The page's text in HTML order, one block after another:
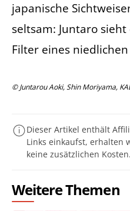
japanische
seltsam: Juntaro
Filter eines
© Juntarou Aoki, Shin Moriyama,
Dieser Artikel enthält
Links einkaufst, erhalten
keine zusätzlichen Kosten.
Weitere Themen